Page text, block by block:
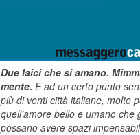
Due laici che si amano.
mente. E ad un certo punto
più di venti città italiane, molte
quell’amore bello e umano che
possano avere spazi